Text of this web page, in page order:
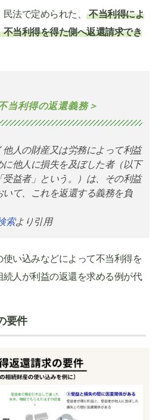
法で定められた、
不当利得によ
当利得を得た側へ返還請求でき
当利得の返還義務＞
他人の財産又は労務によって利益
に他人に損失を及ぼした者（以下
受益者」という。）は、その利益
いて、これを返還する義務を負
索より引用
い込みなどによって不当利得を
人が利益の返還を求める例が代
要件